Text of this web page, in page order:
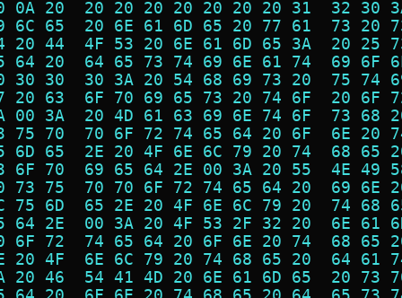
0A 20  20 20 20 20 20 20 20 31  32
6C 65  20 6E 61 6D 65 20 77 61  73
20 44  4F 53 20 6E 61 6D 65 3A  20
64 20  64 65 73 74 69 6E 61 74  69
30 30  30 3A 20 54 68 69 73 20  75
20 63  6F 70 69 65 73 20 74 6F  20
00 3A  20 4D 61 63 69 6E 74 6F  73
75 70  70 6F 72 74 65 64 20 6F  6E
6D 65  2E 20 4F 6E 6C 79 20 74  68
6F 70  69 65 64 2E 00 3A 20 55  4E
73 75  70 70 6F 72 74 65 64 20  69
75 6D  65 2E 20 4F 6E 6C 79 20  74
64 2E  00 3A 20 4F 53 2F 32 20  6E
6F 72  74 65 64 20 6F 6E 20 74  68
20 4F  6E 6C 79 20 74 68 65 20  64
20 46  54 41 4D 20 6E 61 6D 65  20